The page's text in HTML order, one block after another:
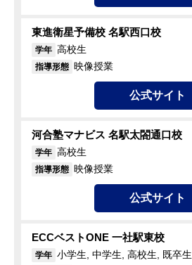
東進衛星予備校 名駅西口校
学年 高校生
指導形態 映像授業
公式サイト
河合塾マナビス 名駅太閤通口校
学年 高校生
指導形態 映像授業
公式サイト
ECCベストONE 一社駅東校
学年 小学生, 中学生, 高校生, 既卒生